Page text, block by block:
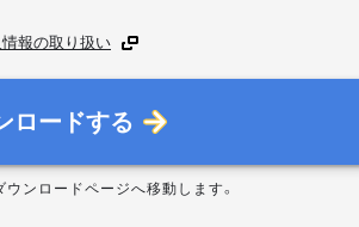
報の取り扱い
ロードする
ウンロードページへ移動します。